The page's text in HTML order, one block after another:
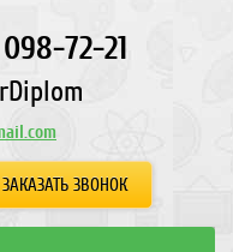
72-21
ЗАКАЗАТЬ ЗВОНОК